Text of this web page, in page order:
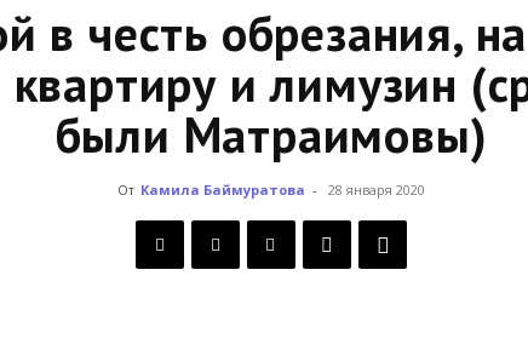
в честь обрезания,
и лимузин
были Матраимовы)
От Камила Баймуратова - 28 января 2020